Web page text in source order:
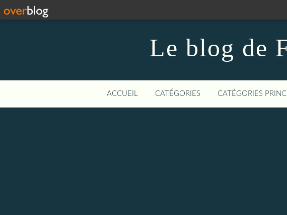
Le blog de
ACCUEIL CATÉGORIES CATÉGORIES